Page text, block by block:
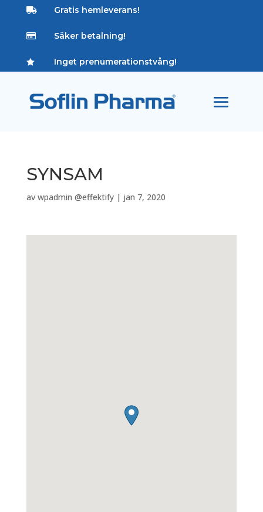
 Gratis hemleverans!
 Säker betalning!
 Inget prenumerationstvång!
SYNSAM
av wpadmin @effektify| jan 7, 2020